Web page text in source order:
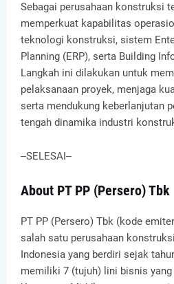
Sebagai perusahaan konstruksi
memperkuat kapabilitas
teknologi konstruksi, sistem
Planning (ERP), serta Building
Langkah ini dilakukan untuk
pelaksanaan proyek, menjaga
serta mendukung keberlanjutan
tengah dinamika industri
--SELESAI--
About PT PP (Persero) Tbk
PT PP (Persero) Tbk (kode
salah satu perusahaan
Indonesia yang berdiri sejak
memiliki 7 (tujuh) lini bisnis